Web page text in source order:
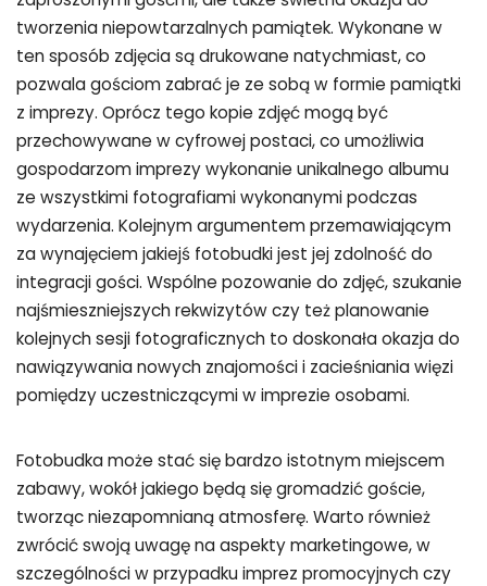
tworzenia niepowtarzalnych pamiątek. Wykonane w
ten sposób zdjęcia są drukowane natychmiast, co
pozwala gościom zabrać je ze sobą w formie pamiątki
z imprezy. Oprócz tego kopie zdjęć mogą być
przechowywane w cyfrowej postaci, co umożliwia
gospodarzom imprezy wykonanie unikalnego albumu
ze wszystkimi fotografiami wykonanymi podczas
wydarzenia. Kolejnym argumentem przemawiającym
za wynajęciem jakiejś fotobudki jest jej zdolność do
integracji gości. Wspólne pozowanie do zdjęć, szukanie
najśmieszniejszych rekwizytów czy też planowanie
kolejnych sesji fotograficznych to doskonała okazja do
nawiązywania nowych znajomości i zacieśniania więzi
pomiędzy uczestniczącymi w imprezie osobami.
Fotobudka może stać się bardzo istotnym miejscem
zabawy, wokół jakiego będą się gromadzić goście,
tworząc niezapomnianą atmosferę. Warto również
zwrócić swoją uwagę na aspekty marketingowe, w
szczególności w przypadku imprez promocyjnych czy